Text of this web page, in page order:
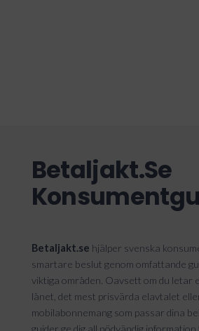
Betaljakt.se
Betaljakt.se hjälper svenska
smartare beslut genom omfattande
viktiga områden. Oavsett om du letar
lånet, det mest prisvärda elavtalet
mobilabonnemang som passar dina
guider ge dig all nödvändig